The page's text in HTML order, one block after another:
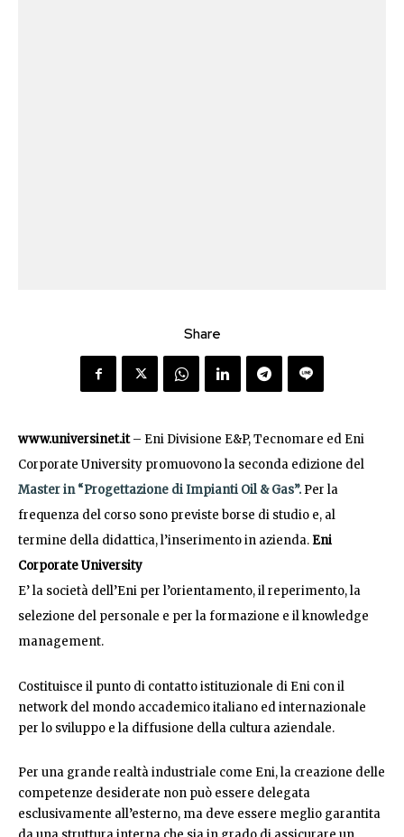
Share
www.universinet.it– Eni Divisione E&P, Tecnomare ed Eni
Corporate University promuovono la seconda edizione del
Master in “Progettazione di Impianti Oil & Gas”. Per la
frequenza del corso sono previste borse di studio e, al
termine della didattica, l’inserimento in azienda. Eni
Corporate University
E’ la società dell’Eni per l’orientamento, il reperimento, la
selezione del personale e per la formazione e il knowledge
management.
Costituisce il punto di contatto istituzionale di Eni con il
network del mondo accademico italiano ed internazionale
per lo sviluppo e la diffusione della cultura aziendale.
Per una grande realtà industriale come Eni, la creazione delle
competenze desiderate non può essere delegata
esclusivamente all’esterno, ma deve essere meglio garantita